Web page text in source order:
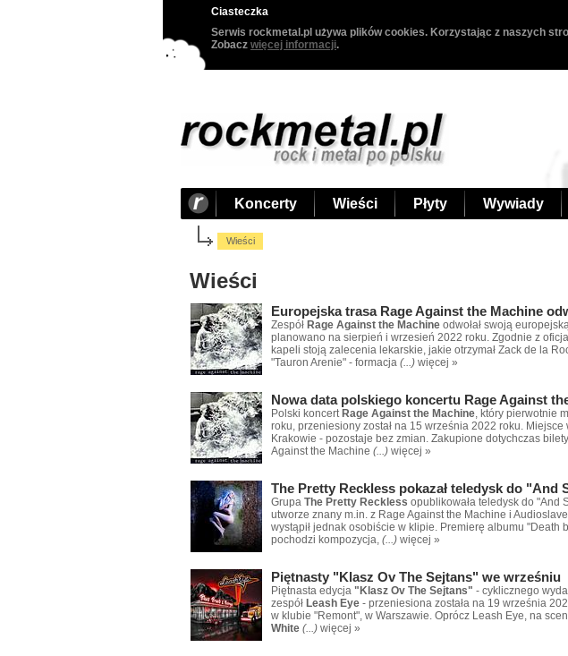
Ciasteczka
Serwis rockmetal.pl używa plików cookies. Korzystając z naszych
Zobacz więcej informacji.
Koncerty Wieści Płyty Wywiady
Wieści
Wieści
Europejska trasa Rage Against the Machine
Zespół Rage Against the Machine odwołał swoją
planowano na sierpień i wrzesień 2022 roku. Zgodnie z
kapeli stoją zalecenia lekarskie, jakie otrzymał Zack de la
"Tauron Arenie" - formacja (...) więcej »
Nowa data polskiego koncertu Rage Against
Polski koncert Rage Against the Machine, który pierwotnie
roku, przeniesiony został na 15 września 2022 roku.
Krakowie - pozostaje bez zmian. Zakupione dotychczas
Against the Machine (...) więcej »
The Pretty Reckless pokazał teledysk do "And
Grupa The Pretty Reckless opublikowała teledysk do "And
utworze znany m.in. z Rage Against the Machine i
wystąpił jednak osobiście w klipie. Premierę albumu "Death
pochodzi kompozycja, (...) więcej »
Piętnasty "Klasz Ov The Sejtans" we wrześniu
Piętnasta edycja "Klasz Ov The Sejtans" - cyklicznego
zespół Leash Eye - przeniesiona została na 19 września
w klubie "Remont", w Warszawie. Oprócz Leash Eye, na
White (...) więcej »